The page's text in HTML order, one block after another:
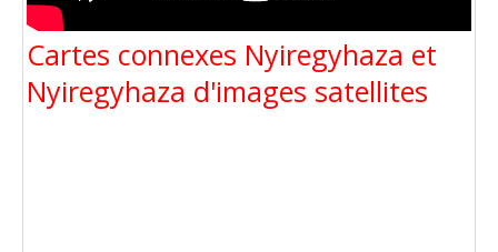
Cartes connexes Nyiregyhaza et
Nyiregyhaza d'images satellites